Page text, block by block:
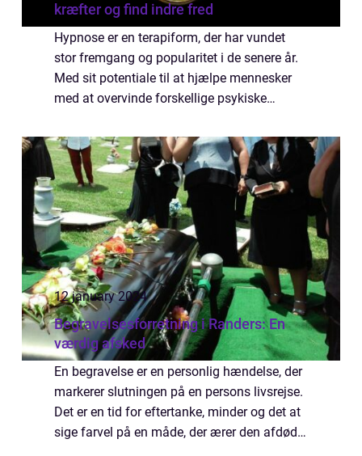
kræfter og find indre fred
Hypnose er en terapiform, der har vundet
stor fremgang og popularitet i de senere år.
Med sit potentiale til at hjælpe mennesker
med at overvinde forskellige psykiske
dårlige vaner, er det en teknik, der søg...
12 january 2024
Begravelsesforretning i Randers: En
værdig afsked
En begravelse er en personlig hændelse, der
markerer slutningen på en persons livsrejse.
Det er en tid for eftertanke, minder og det at
sige farvel på en måde, der ærer den afdøde.